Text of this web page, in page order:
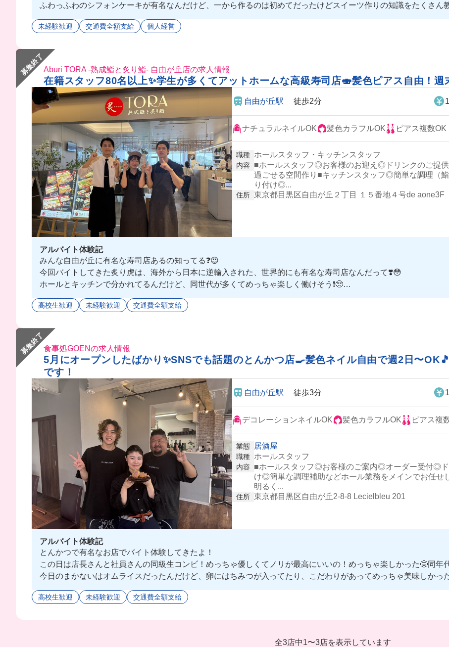
ふわっふわのシフォンケーキが有名なんだけど、一から作るのは初めてだったけどスイーツ作りの知識をたくさん
常連さんも多くて、スタッフとお客様とのアットホームで温かい空間がとにかく居心地よすぎ🥹❤️‍🔥
未経験歓迎 交通費全額支給 個人経営
募集終了Aburi TORA -熟成鮨と炙り鮨- 自由が丘店の求人情報
在籍スタッフ80名以上✨学生が多くてアットホームな高級寿司店🍣髪色ピアス自由！週
自由が丘駅 徒歩2分
ナチュラルネイルOK 髪色カラフルOK ピアス複数OK
職種 ホールスタッフ・キッチンスタッフ
内容
■ホールスタッフ◎お客様のお迎え◎ドリンクのご提
過ごせる空間作り■キッチンスタッフ◎簡単な調理（
り付け◎...
住所 東京都目黒区自由が丘２丁目 １５番地４号de aone3F
アルバイト体験記
みんな自由が丘に有名な寿司店あるの知ってる❓😍
今回バイトしてきた炙り虎は、海外から日本に逆輸入された、世界的にも有名な寿司店なんだって❣️😳
ホールとキッチンで分かれてるんだけど、同世代が多くてめっちゃ楽しく働けそう❗️🥺
週末は時給アップもあるから、嬉しい！💟
高校生歓迎 未経験歓迎 交通費全額支給
募集終了食事処GOENの求人情報
5月にオープンしたばかり✨SNSでも話題のとんかつ店🍳髪色ネイル自由で週2日〜
です！
自由が丘駅 徒歩3分
デコレーションネイルOK 髪色カラフルOK ピアス複
業態 居酒屋
職種 ホールスタッフ
内容
■ホールスタッフ◎お客様のご案内◎オーダー受付◎
け◎簡単な調理補助などホール業務をメインでお任せ
明るく...
住所 東京都目黒区自由が丘2-8-8 Lecielbleu 201
アルバイト体験記
とんかつで有名なお店でバイト体験してきたよ！
この日は店長さんと社員さんの同級生コンビ！めっちゃ優しくてノリが最高にいいの！めっちゃ楽しかった🤩同年
今日のまかないはオムライスだったんだけど、卵にはちみつが入ってたり、こだわりがあってめっちゃ美味しかっ
これは働くしかなくない〜❓
高校生歓迎 未経験歓迎 交通費全額支給
全3店中1〜3店を表示しています